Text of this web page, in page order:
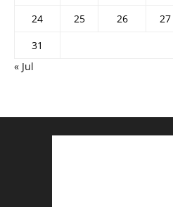
24
25 26 27
31
« Jul